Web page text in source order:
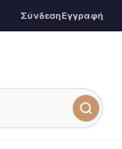
ΣύνδεσηΕγγραφή